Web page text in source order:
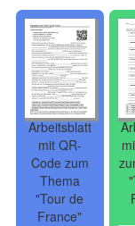
Arbeitsblatt
mit QR-
Code zum
Thema
"Tour de
France"